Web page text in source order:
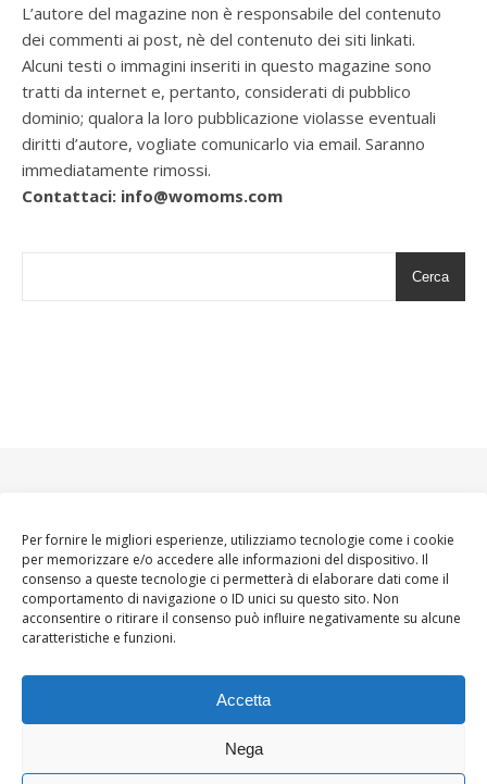
Per fornire le migliori esperienze, utilizziamo tecnologie come i cookie
per memorizzare e/o accedere alle informazioni del dispositivo. Il
consenso a queste tecnologie ci permetterà di elaborare dati come il
comportamento di navigazione o ID unici su questo sito. Non
acconsentire o ritirare il consenso può influire negativamente su alcune
caratteristiche e funzioni.
Accetta
Nega
L’autore del magazine non è responsabile del contenuto
dei commenti ai post, nè del contenuto dei siti linkati.
Alcuni testi o immagini inseriti in questo magazine sono
tratti da internet e, pertanto, considerati di pubblico
dominio; qualora la loro pubblicazione violasse eventuali
diritti d’autore, vogliate comunicarlo via email. Saranno
immediatamente rimossi.
Contattaci: info@womoms.com
Cerca